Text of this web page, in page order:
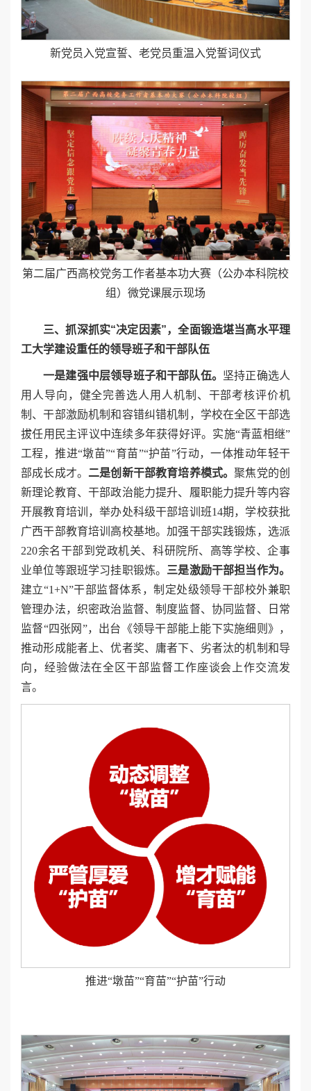
新党员入党宣誓、老党员重温入党誓词仪式
第二届广西高校党务工作者基本功大赛（公办本科院校
组）微党课展示现场
三、抓深抓实“决定因素”，全面锻造堪当高水平理
工大学建设重任的领导班子和干部队伍
一是建强中层领导班子和干部队伍。 坚持正确选人
用人导向，健全完善选人用人机制、干部考核评价机
制、干部激励机制和容错纠错机制，学校在全区干部选
拔任用民主评议中连续多年获得好评。实施“青蓝相继”
工程，推进“墩苗”“育苗”“护苗”行动，一体推动年轻干
部成长成才。 二是创新干部教育培养模式。聚焦党的创
新理论教育、干部政治能力提升、履职能力提升等内容
开展教育培训，举办处科级干部培训班14期，学校获批
广西干部教育培训高校基地。加强干部实践锻炼，选派
220余名干部到党政机关、科研院所、高等学校、企事
业单位等跟班学习挂职锻炼。 三是激励干部担当作为。
建立“1+N”干部监督体系，制定处级领导干部校外兼职
管理办法，织密政治监督、制度监督、协同监督、日常
监督“四张网”，出台《领导干部能上能下实施细则》，
推动形成能者上、优者奖、庸者下、劣者汰的机制和导
向，经验做法在全区干部监督工作座谈会上作交流发
言。
推进“墩苗”“育苗”“护苗”行动